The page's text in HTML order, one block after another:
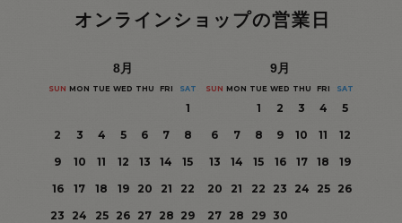
オンラインショップの営業日
8月
SUN MON TUE WED THU FRI SAT
1
2
3 4 5 6 7
8
9
10 11 12 13 14
15
16
17 18 19 20 21
22
23
24 25 26 27 28 29
9月
SUN MON TUE WED THU FRI SAT
1 2 3 4
5
6
7 8 9 10 11
12
13
14 15 16 17 18
19
20
21 22 23 24 25
26
27 28 29 30